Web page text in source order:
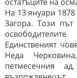
остатъците на
На 13 януари
Загора. Този
Единственият
Неда
петмесечния